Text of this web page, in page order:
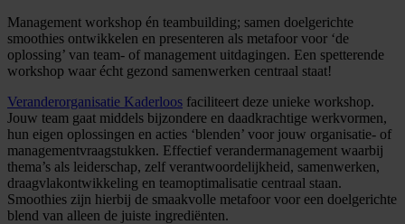
Management workshop én teambuilding; samen doelgerichte
smoothies ontwikkelen en presenteren als metafoor voor ‘de
oplossing’ van team- of management uitdagingen. Een spetterende
workshop waar écht gezond samenwerken centraal staat!
Veranderorganisatie Kaderloos faciliteert deze unieke workshop.
Jouw team gaat middels bijzondere en daadkrachtige werkvormen,
hun eigen oplossingen en acties ‘blenden’ voor jouw organisatie- of
managementvraagstukken. Effectief verandermanagement waarbij
thema’s als leiderschap, zelf verantwoordelijkheid, samenwerken,
draagvlakontwikkeling en teamoptimalisatie centraal staan.
Smoothies zijn hierbij de smaakvolle metafoor voor een doelgerichte
blend van alleen de juiste ingrediënten.